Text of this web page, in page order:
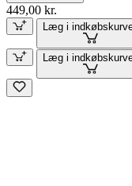
449,00 kr.
Læg i
Læg i